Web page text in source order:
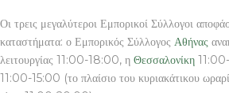
Οι τρεις μεγαλύτεροι Εμπορικοί Σύλλογοι
καταστήματα: ο Εμπορικός Σύλλογος Αθήνας
λειτουργίας 11:00-18:00, η Θεσσαλονίκη
11:00-15:00 (το πλαίσιο του κυριακάτικου